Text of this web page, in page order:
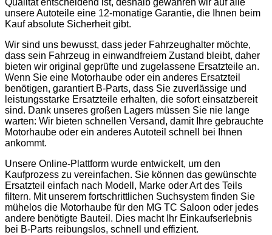
unsere Autoteile eine 12-monatige Garantie, die Ihnen beim
Kauf absolute Sicherheit gibt.
Wir sind uns bewusst, dass jeder Fahrzeughalter möchte,
dass sein Fahrzeug in einwandfreiem Zustand bleibt, daher
bieten wir original geprüfte und zugelassene Ersatzteile an.
Wenn Sie eine Motorhaube oder ein anderes Ersatzteil
benötigen, garantiert B-Parts, dass Sie zuverlässige und
leistungsstarke Ersatzteile erhalten, die sofort einsatzbereit
sind. Dank unseres großen Lagers müssen Sie nie lange
warten: Wir bieten schnellen Versand, damit Ihre gebrauchte
Motorhaube oder ein anderes Autoteil schnell bei Ihnen
ankommt.
Unsere Online-Plattform wurde entwickelt, um den
Kaufprozess zu vereinfachen. Sie können das gewünschte
Ersatzteil einfach nach Modell, Marke oder Art des Teils
filtern. Mit unserem fortschrittlichen Suchsystem finden Sie
mühelos die Motorhaube für den MG TC Saloon oder jedes
andere benötigte Bauteil. Dies macht Ihr Einkaufserlebnis
bei B-Parts reibungslos, schnell und effizient.